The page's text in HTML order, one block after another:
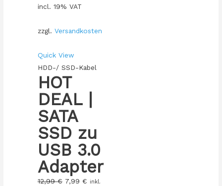
incl. 19% VAT
zzgl. Versandkosten
Quick View
HDD-/ SSD-Kabel
HOT
DEAL |
SATA
SSD zu
USB 3.0
Adapter
12,99€ 7,99 € inkl.